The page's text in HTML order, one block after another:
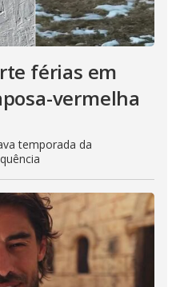
férias em
vermelha
temporada da